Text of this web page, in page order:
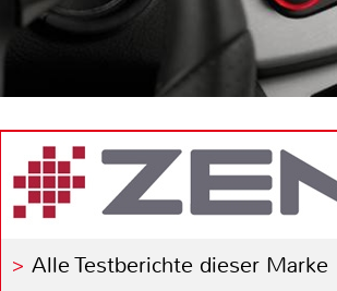
Alle Testberichte dieser Marke